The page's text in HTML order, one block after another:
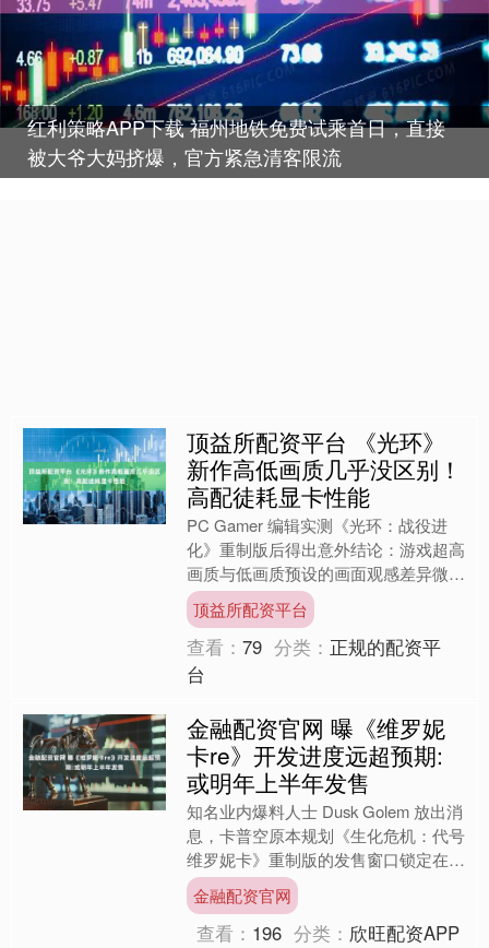
红利策略APP下载 福州地铁免费试乘首日，直接
被大爷大妈挤爆，官方紧急清客限流
顶益所配资平台 《光环》
新作高低画质几乎没区别！
高配徒耗显卡性能
PC Gamer 编辑实测《光环：战役进
化》重制版后得出意外结论：游戏超高
画质与低画质预设的画面观感差异微
弱，普通游玩过程里玩家很难分辨区
别，切换至低配方案却能....
顶益所配资平台
查看：79 分类： 正规的配资平
台
金融配资官网 曝《维罗妮
卡re》开发进度远超预期:
或明年上半年发售
知名业内爆料人士 Dusk Golem 放出消
息，卡普空原本规划《生化危机：代号
维罗妮卡》重制版的发售窗口锁定在
2027 年第一季度。不过卡普空内部并
未敲定该....
金融配资官网
查看： 196 分类： 欣旺配资APP